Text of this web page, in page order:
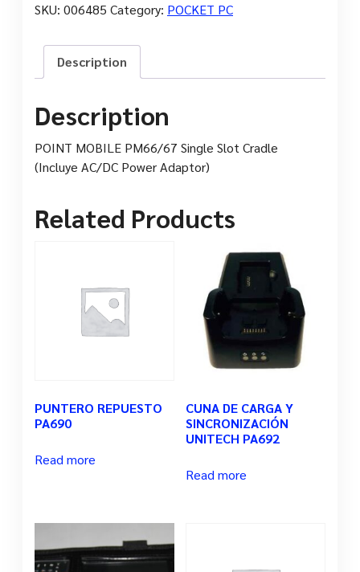
SKU: 006485 Category: POCKET PC
Description
Description
POINT MOBILE PM66/67 Single Slot Cradle
(Incluye AC/DC Power Adaptor)
Related Products
PUNTERO REPUESTO
PA690
Read more
CUNA DE CARGA Y
SINCRONIZACIÓN
UNITECH PA692
Read more